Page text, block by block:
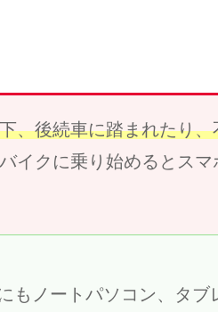
、後続車に踏まれたり、
イクに乗り始めるとスマ
もノートパソコン、タ